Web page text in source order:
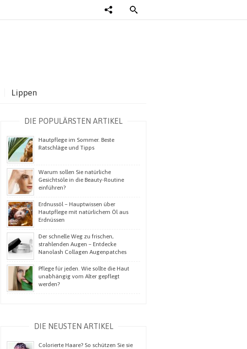
Lippen
DIE POPULÄRSTEN ARTIKEL
Hautpflege im Sommer. Beste
Ratschläge und Tipps
Warum sollen Sie natürliche
Gesichtsöle in die Beauty-Routine
einführen?
Erdnussöl – Hauptwissen über
Hautpflege mit natürlichem Öl aus
Erdnüssen
Der schnelle Weg zu frischen,
strahlenden Augen – Entdecke
Nanolash Collagen Augenpatches
Pflege für jeden. Wie sollte die Haut
unabhängig vom Alter gepflegt
werden?
DIE NEUSTEN ARTIKEL
Colorierte Haare? So schützen Sie sie